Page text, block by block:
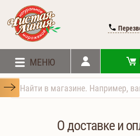
МЕНЮ
О доставке и